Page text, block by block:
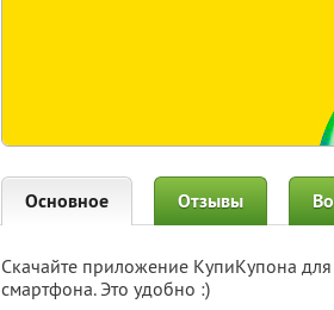
Основное Отзывы
Скачайте приложение КупиКупона для
смартфона. Это удобно :)